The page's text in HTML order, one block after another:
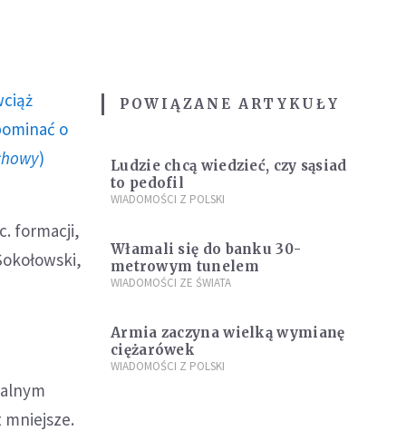
o
)
formacji,
mniejsze.
POWIĄZANE ARTYKUŁY
Ludzie chcą wiedzieć, czy sąsiad
to pedofil
WIADOMOŚCI Z POLSKI
Włamali się do banku 30-
metrowym tunelem
WIADOMOŚCI ZE ŚWIATA
Armia zaczyna wielką wymianę
ciężarówek
WIADOMOŚCI Z POLSKI